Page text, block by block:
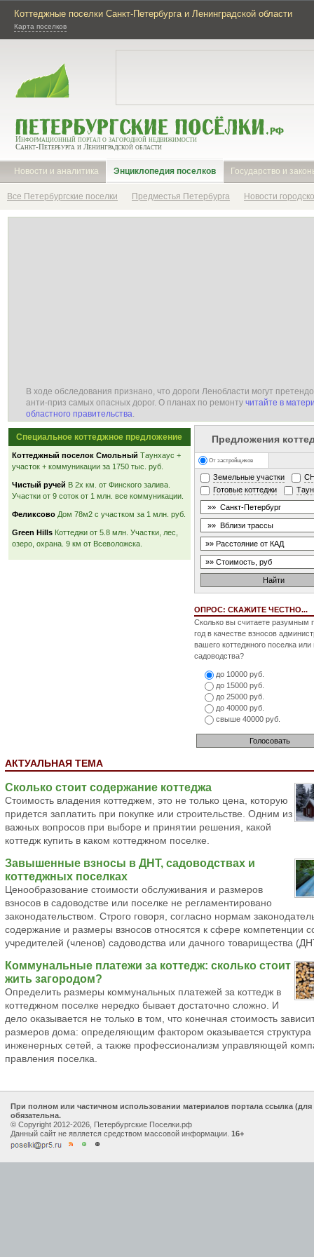
Коттеджные поселки Санкт-Петербурга и Ленинградской области
Карта поселков
Информационный портал о загородной недвижимости
Санкт-Петербурга и Ленинградской области
Новости и аналитика Энциклопедия поселков Государство и
Все Петербургские поселки Предместья Петербурга Новости
В ходе обследования признано, что дороги Ленобласти могут
анти-приз самых опасных дорог. О планах по ремонту читайте в
областного правительства.
Специальное коттеджное предложение
Коттеджный поселок Смольный Таунхаус +
участок + коммуникации за 1750 тыс. руб.
Чистый ручей В 2х км. от Финского залива.
Участки от 9 соток от 1 млн. все коммуникации.
Феликсово Дом 78м2 с участком за 1 млн. руб.
Green Hills Коттеджи от 5.8 млн. Участки, лес,
озеро, охрана. 9 км от Всеволожска.
Предложения
От застройщиков
Земельные участки
Готовые коттеджи
ОПРОС: СКАЖИТЕ ЧЕСТНО...
Сколько вы считаете разумным
год в качестве взносов
вашего коттеджного поселка или
садоводства?
до 10000 руб.
до 15000 руб.
до 25000 руб.
до 40000 руб.
свыше 40000 руб.
АКТУАЛЬНАЯ ТЕМА
Сколько стоит содержание коттеджа
Стоимость владения коттеджем, это не только цена, которую
придется заплатить при покупке или строительстве. Одним из
важных вопросов при выборе и принятии решения, какой
коттедж купить в каком коттеджном поселке.
Завышенные взносы в ДНТ, садоводствах и
коттеджных поселках
Ценообразование стоимости обслуживания и размеров
взносов в садоводстве или поселке не регламентировано
законодательством. Строго говоря, согласно нормам
содержание и размеры взносов относятся к сфере компетенции
учредителей (членов) садоводства или дачного товарищества
Коммунальные платежи за коттедж: сколько стоит
жить загородом?
Определить размеры коммунальных платежей за коттедж в
коттеджном поселке нередко бывает достаточно сложно. И
дело оказывается не только в том, что конечная стоимость
размеров дома: определяющим фактором оказывается структура
инженерных сетей, а также профессионализм управляющей
правления поселка.
При полном или частичном использовании материалов портала ссылка
обязательна.
© Copyright 2012-2026, Петербургские Поселки.рф
Данный сайт не является средством массовой информации. 16+